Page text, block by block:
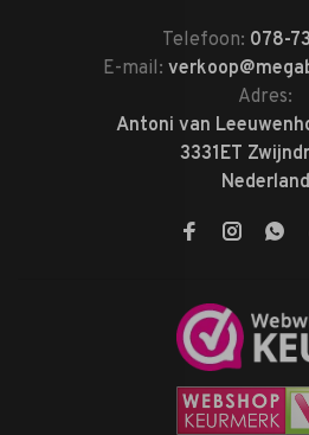
Telefoon: 078-
E-mail:
Adres:
Antoni van
3331ET
Nederland